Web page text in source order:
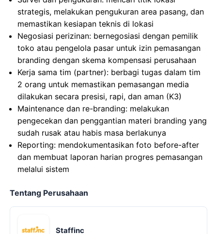
strategis, melakukan pengukuran area pasang, dan
memastikan kesiapan teknis di lokasi
Negosiasi perizinan: bernegosiasi dengan pemilik
toko atau pengelola pasar untuk izin pemasangan
branding dengan skema kompensasi perusahaan
Kerja sama tim (partner): berbagi tugas dalam tim
2 orang untuk memastikan pemasangan media
dilakukan secara presisi, rapi, dan aman (K3)
Maintenance dan re-branding: melakukan
pengecekan dan penggantian materi branding yang
sudah rusak atau habis masa berlakunya
Reporting: mendokumentasikan foto before-after
dan membuat laporan harian progres pemasangan
melalui sistem
Tentang Perusahaan
Staffinc